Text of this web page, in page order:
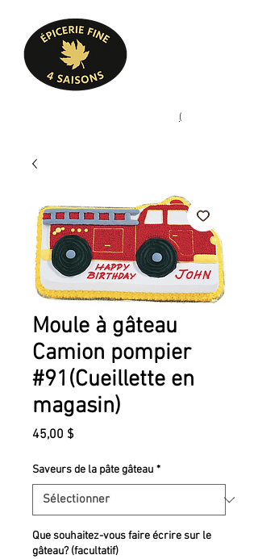
(
Moule à gâteau
Camion pompier
#91(Cueillette en
magasin)
45,00 $Prix
Saveurs de la pâte gâteau *
Que souhaitez-vous faire écrire sur le
gâteau? (facultatif)